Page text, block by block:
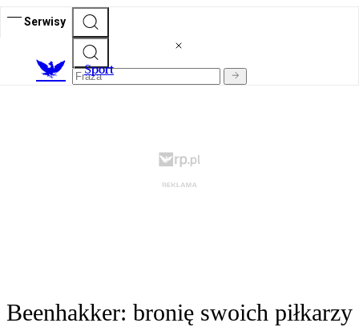
Serwisy
Sport
Beenhakker: bronię swoich piłkarzy